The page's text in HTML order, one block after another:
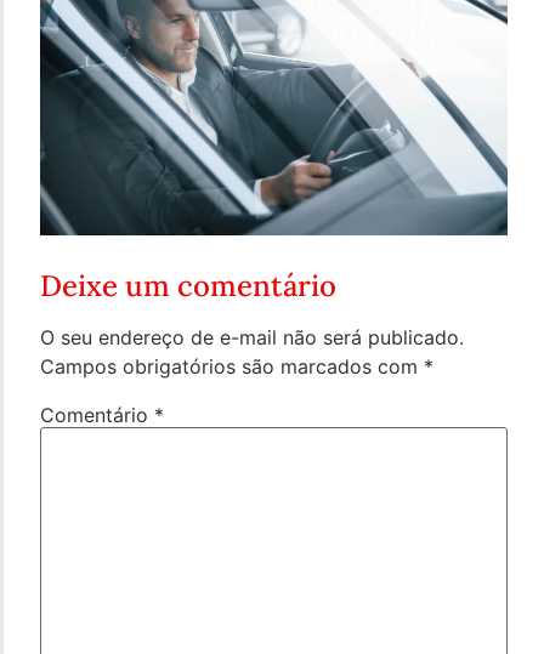
Deixe um comentário
O seu endereço de e-mail não será publicado.
Campos obrigatórios são marcados com *
Comentário *